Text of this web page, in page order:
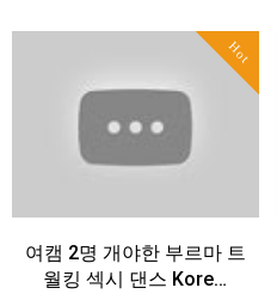
Hot
여캠 2명 개야한 부르마 트
월킹 섹시 댄스 Kore…